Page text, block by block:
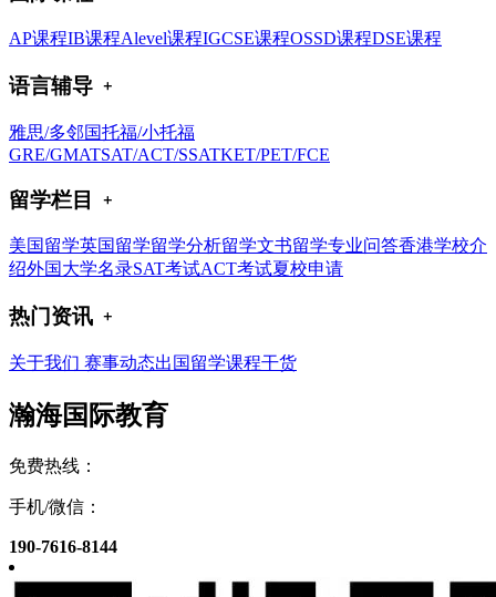
AP课程IB课程Alevel课程IGCSE课程OSSD课程DSE课程
语言辅导
雅思/多邻国托福/小托福
GRE/GMATSAT/ACT/SSATKET/PET/FCE
留学栏目
美国留学英国留学留学分析留学文书留学专业问答香港学校介
绍外国大学名录SAT考试ACT考试夏校申请
热门资讯
关于我们 赛事动态出国留学课程干货
瀚海国际教育
免费热线：
手机/微信：
190-7616-8144